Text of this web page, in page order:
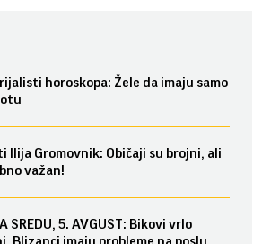
horoskopa: Žele da imaju samo
Ilija Gromovnik: Običaji su brojni, ali
važan!
SREDU, 5. AVGUST: Bikovi vrlo
Blizanci imaju probleme na poslu,